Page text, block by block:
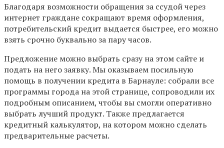
Благодаря возможности обращения за ссудой через
интернет граждане сокращают время оформления,
потребительский кредит выдается быстрее, его можно
взять срочно буквально за пару часов.
Предложение можно выбрать сразу на этом сайте и
подать на него заявку. Мы оказываем посильную
помощь в получении кредита в Барнауле: собрали все
программы города на этой странице, сопроводили их
подробным описанием, чтобы вы смогли оперативно
выбрать лучший продукт. Также предлагается
кредитный калькулятор, на котором можно сделать
предварительные расчеты.